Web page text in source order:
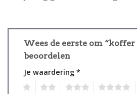
Wees de eerste om “koffer
beoordelen
Je waardering *